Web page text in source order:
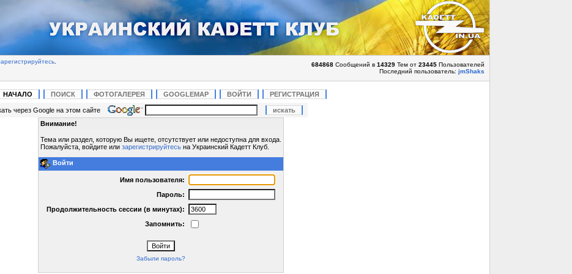
.
684868Сообщений в 14329Тем от 23445Пользователей
Последний пользователь: jmShaks
НАЧАЛО ПОИСК ФОТОГАЛЕРЕЯ GOOGLEMAP ВОЙТИ РЕГИСТРАЦИЯ
через Google на этом сайте
Внимание!
Тема или раздел, которую Вы ищете, отсутствует или недоступна для входа.
Пожалуйста, войдите или зарегистрируйтесь на Украинский Кадетт Клуб.
Войти
Имя пользователя:
Пароль:
Продолжительность сессии (в минутах):
Запомнить:
Забыли пароль?